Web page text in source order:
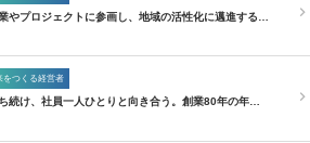
やプロジェクトに参画し、地域の活性化に邁進する…
をつくる経営者
続け、社員一人ひとりと向き合う。創業80年の年…